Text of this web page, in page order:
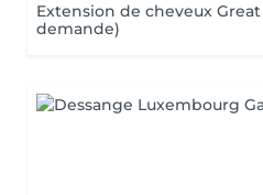
Extension de cheveux
demande)